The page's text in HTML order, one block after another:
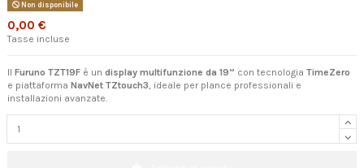
Non disponibile
0,00 €
Tasse incluse
Il Furuno TZT19F è un display multifunzione da 19” con tecnologia TimeZero
e piattaforma NavNet TZtouch3, ideale per plance professionali e
installazioni avanzate.